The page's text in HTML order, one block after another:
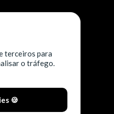
terceiros para
o tráfego.
🍪